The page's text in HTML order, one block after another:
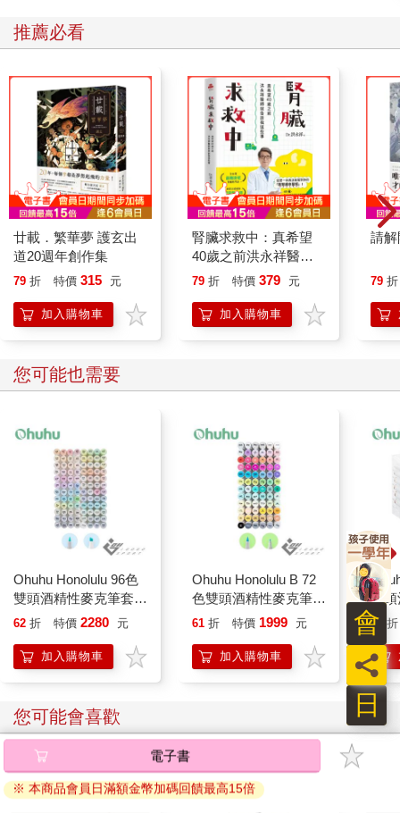
推薦必看
廿載．繁華夢 護玄出
道20週年創作集
79 折 特價 315 元
加入購物車
腎臟求救中：真希望
40歲之前洪永祥醫師
就告訴我這些事
79 折 特價 379 元
加入購物車
請解
79 折
您可能也需要
Ohuhu Honolulu 96色
雙頭酒精性麥克筆套組
- 柔和色系
62 折 特價 2280 元
加入購物車
Ohuhu Honolulu B 72
色雙頭酒精性麥克筆套
組
61 折 特價 1999 元
加入購物車
雙
- 膚
65 折
您可能會喜歡 日
員
會